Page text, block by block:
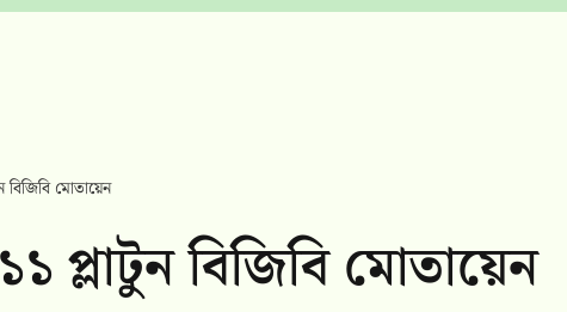
বিজিবি মোতায়েন
প্লাটুন বিজিবি মোতায়েন